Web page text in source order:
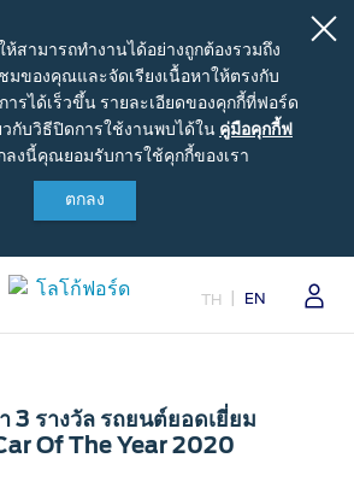
ห้สามารถทำงานได้อย่างถูกต้องรวมถึง
มของคุณและจัดเรียงเนื้อหาให้ตรงกับ
รได้เร็วขึ้น รายละเอียดของคุกกี้ที่ฟอร์ด
กับวิธีปิดการใช้งานพบได้ใน คู่มือ
คุ
คู่มือคุกกี้ฟ
งนี้คุณยอมรับการใช้คุกกี้ของเรา
ตกลง
TH EN
เสนอราคา
นรถ เรนเจอร์
ถยนต์ฟอร์ด
ไลน์เพื่อเข้ารับบริการ
ต่งฟอร์ดแท้
3 รางวัล รถยนต์ยอดเยี่ยม
Of The Year 2020